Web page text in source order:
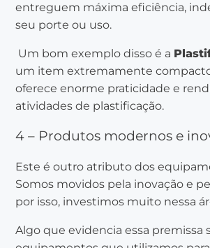
entreguem máxima eficiência,
seu porte ou uso.
Um bom exemplo disso é a
um item extremamente
oferece enorme praticidade e
atividades de plastificação.
4 – Produtos modernos e
Este é outro atributo dos
Somos movidos pela inovação e
por isso, investimos muito nessa
Algo que evidencia essa premissa